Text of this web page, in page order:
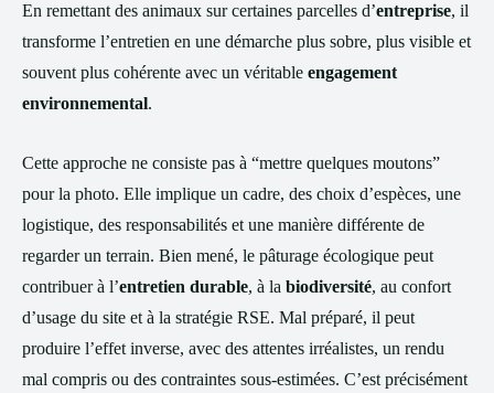
En remettant des animaux sur certaines parcelles d’entreprise, il
transforme l’entretien en une démarche plus sobre, plus visible et
souvent plus cohérente avec un véritable engagement
environnemental.
Cette approche ne consiste pas à “mettre quelques moutons”
pour la photo. Elle implique un cadre, des choix d’espèces, une
logistique, des responsabilités et une manière différente de
regarder un terrain. Bien mené, le pâturage écologique peut
contribuer à l’entretien durable, à la biodiversité, au confort
d’usage du site et à la stratégie RSE. Mal préparé, il peut
produire l’effet inverse, avec des attentes irréalistes, un rendu
mal compris ou des contraintes sous-estimées. C’est précisément